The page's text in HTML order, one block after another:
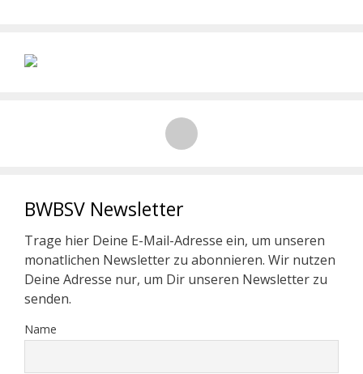
BWBSV Newsletter
Trage hier Deine E-Mail-Adresse ein, um unseren
monatlichen Newsletter zu abonnieren. Wir nutzen
Deine Adresse nur, um Dir unseren Newsletter zu
senden.
Name